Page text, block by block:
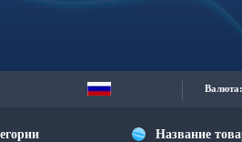
Валюта:
Название